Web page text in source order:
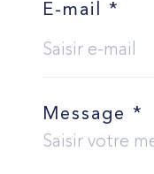
E-mail *
Message *